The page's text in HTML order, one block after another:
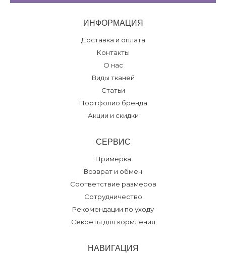
ИНФОРМАЦИЯ
Доставка и оплата
Контакты
О нас
Виды тканей
Статьи
Портфолио бренда
Акции и скидки
СЕРВИС
Примерка
Возврат и обмен
Соответствие размеров
Сотрудничество
Рекомендации по уходу
Секреты для кормления
НАВИГАЦИЯ